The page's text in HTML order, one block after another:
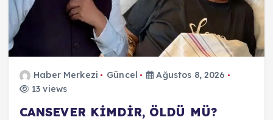
Haber Merkezi Güncel
Ağustos 8, 2026
13 views
CANSEVER KİMDİR, ÖLDÜ MÜ?